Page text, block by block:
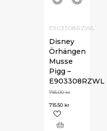
E903308RZWL
Disney
Örhängen
Musse
Pigg –
E903308RZWL
795.00kr
715.50 kr